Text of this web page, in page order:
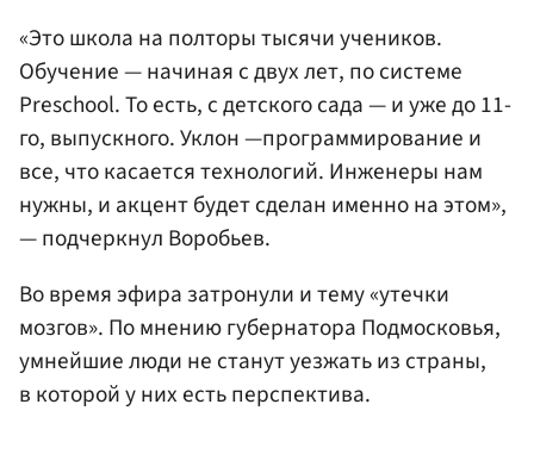
«Это школа на полторы тысячи учеников.
Обучение — начиная с двух лет, по системе
Preschool. То есть, с детского сада — и уже до 11-
го, выпускного. Уклон —программирование и
все, что касается технологий. Инженеры нам
нужны, и акцент будет сделан именно на этом»,
— подчеркнул Воробьев.
Во время эфира затронули и тему «утечки
мозгов». По мнению губернатора Подмосковья,
умнейшие люди не станут уезжать из страны,
в которой у них есть перспектива.